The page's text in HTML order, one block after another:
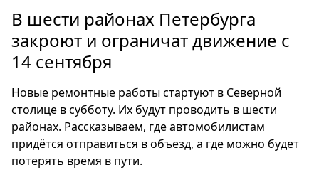
Россия
Мир
Здоровье
Туризм
Мода
Театр
Кино
В шести районах Петербурга
закроют и ограничат движение с
14 сентября
Новые ремонтные работы стартуют в Северной
столице в субботу. Их будут проводить в шести
районах. Рассказываем, где автомобилистам
придётся отправиться в объезд, а где можно будет
потерять время в пути.